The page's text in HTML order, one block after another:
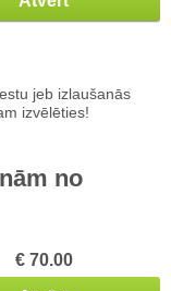
jeb izlaušanās
izvēlēties!
no
€ 70.00